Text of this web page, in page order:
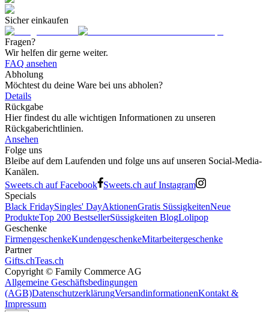
Sicher einkaufen
Fragen?
Wir helfen dir gerne weiter.
FAQ ansehen
Abholung
Möchtest du deine Ware bei uns abholen?
Details
Rückgabe
Hier findest du alle wichtigen Informationen zu unseren
Rückgaberichtlinien.
Ansehen
Folge uns
Bleibe auf dem Laufenden und folge uns auf unseren Social-Media-
Kanälen.
Sweets.ch auf Facebook
Sweets.ch auf Instagram
Specials
Black FridaySingles' DayAktionenGratis SüssigkeitenNeue
ProdukteTop 200 BestsellerSüssigkeiten BlogLolipop
Geschenke
FirmengeschenkeKundengeschenkeMitarbeitergeschenke
Partner
Gifts.chTeas.ch
Copyright © Family Commerce AG
Allgemeine Geschäftsbedingungen
(AGB)DatenschutzerklärungVersandinformationenKontakt &
Impressum